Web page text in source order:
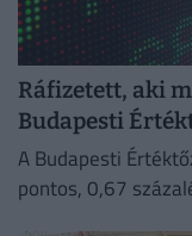
Ráfizetett, aki
Budapesti
A Budapesti
pontos, 0,67